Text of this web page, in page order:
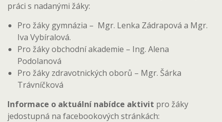
práci s nadanými žáky:
Pro žáky gymnázia – Mgr. Lenka Zádrapová a Mgr.
Iva Vybíralová.
Pro žáky obchodní akademie – Ing. Alena
Podolanová
Pro žáky zdravotnických oborů – Mgr. Šárka
Trávníčková
Informace o aktuální nabídce aktivit pro žáky
jedostupná na facebookových stránkách: